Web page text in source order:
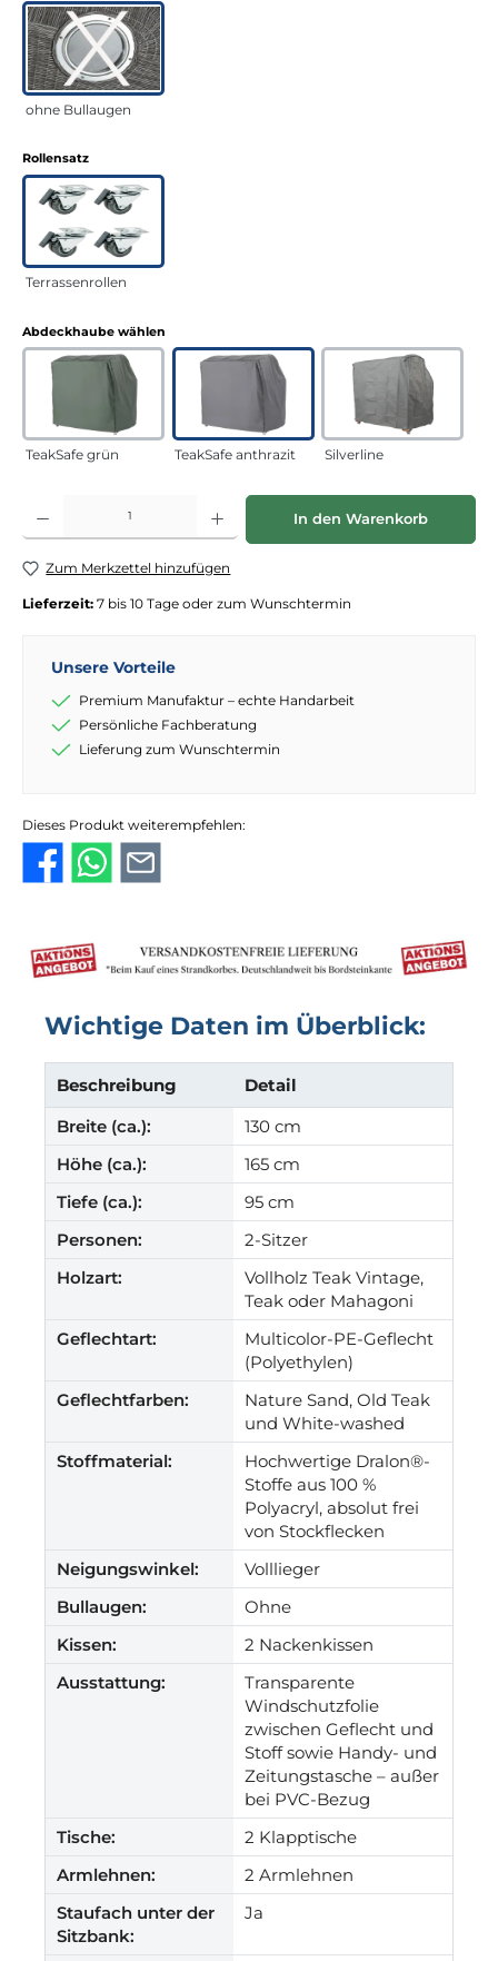
ohne Bullaugen
Rollensatzauswählen
Terrassenrollen
Abdeckhaube wählen
TeakSafe grün TeakSafe anthrazit Silverline
Produkt Anzahl: Gib den gewünschten Wert ein oder benutze die
In den Warenkorb
Zum Merkzettel hinzufügen
Lieferzeit: 7 bis 10 Tage oder zum Wunschtermin
Unsere Vorteile
Premium Manufaktur – echte Handarbeit
Persönliche Fachberatung
Lieferung zum Wunschtermin
Dieses Produkt weiterempfehlen:
Wichtige Daten im Überblick:
Beschreibung
Detail
Breite (ca.):
130 cm
Höhe (ca.):
165 cm
Tiefe (ca.):
95 cm
Personen:
2-Sitzer
Holzart:
Vollholz Teak Vintage,
Teak oder Mahagoni
Geflechtart:
Multicolor-PE-Geflecht
(Polyethylen)
Geflechtfarben:
Nature Sand, Old Teak
und White-washed
Stoffmaterial:
Hochwertige Dralon®-
Stoffe aus 100 %
Polyacryl, absolut frei
von Stockflecken
Neigungswinkel:
Volllieger
Bullaugen:
Ohne
Kissen:
2 Nackenkissen
Ausstattung:
Transparente
Windschutzfolie
zwischen Geflecht und
Stoff sowie Handy- und
Zeitungstasche – außer
bei PVC-Bezug
Tische:
2 Klapptische
Armlehnen:
2 Armlehnen
Staufach unter der
Sitzbank:
Ja